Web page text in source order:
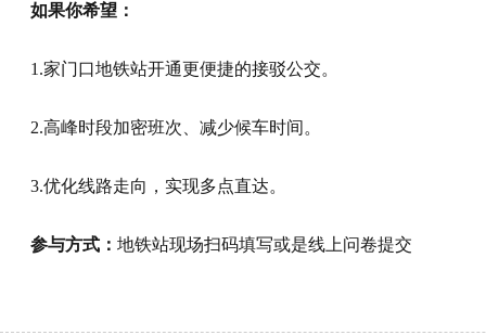
如果你希望：
1.家门口地铁站开通更便捷的接驳公交。
2.高峰时段加密班次、减少候车时间。
3.优化线路走向，实现多点直达。
参与方式： 地铁站现场扫码填写或是线上问卷提交